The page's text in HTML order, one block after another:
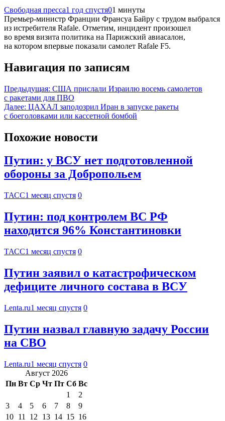
Свободная пресса1 год спустя01 минуты
Премьер-министр Франции Франсуа Байру с трудом выбрался
из истребителя Rafale. Отметим, инцидент произошел
во время визита политика на Парижский авиасалон,
на котором впервые показали самолет Rafale F5.
Навигация по записям
Предыдущая: США прислали Израилю восемь самолетов
с ракетами для ПВО
Далее: ЦАХАЛ заподозрил Иран в запуске ракеты
с боеголовками или кассетной бомбой
Похожие новости
Путин: у ВСУ нет подготовленной
обороны за Добропольем
ТАСС1 месяц спустя 0
Путин: под контролем ВС РФ
находится 96% Константиновки
ТАСС1 месяц спустя 0
Путин заявил о катастрофическом
дефиците личного состава в ВСУ
Lenta.ru1 месяц спустя 0
Путин назвал главную задачу России
на СВО
Lenta.ru1 месяц спустя 0
Август 2026
Пн Вт Ср Чт Пт Сб Вс
1
2
3
4 5 6 7 8
9
10 11 12 13 14 15 16